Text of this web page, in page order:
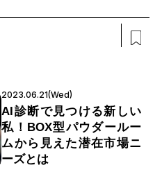
2023.06.21(Wed)
AI診断で見つける新しい
私！BOX型パウダールー
ムから見えた潜在市場ニ
ーズとは